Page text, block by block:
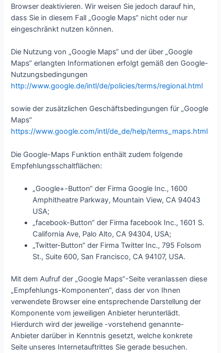
Browser deaktivieren. Wir weisen Sie jedoch darauf hin,
dass Sie in diesem Fall „Google Maps“ nicht oder nur
eingeschränkt nutzen können.
Die Nutzung von „Google Maps“ und der über „Google
Maps“ erlangten Informationen erfolgt gemäß den Google-
Nutzungsbedingungen
http://www.google.de/intl/de/policies/terms/regional.html
sowie der zusätzlichen Geschäftsbedingungen für „Google
Maps“
https://www.google.com/intl/de_de/help/terms_maps.html
Die Google-Maps Funktion enthält zudem folgende
Empfehlungsschaltflächen:
„Google+-Button“ der Firma Google Inc., 1600
Amphitheatre Parkway, Mountain View, CA 94043
USA;
„facebook-Button“ der Firma facebook Inc., 1601 S.
California Ave, Palo Alto, CA 94304, USA;
„Twitter-Button“ der Firma Twitter Inc., 795 Folsom
St., Suite 600, San Francisco, CA 94107, USA.
Mit dem Aufruf der „Google Maps“-Seite veranlassen diese
„Empfehlungs-Komponenten“, dass der von Ihnen
verwendete Browser eine entsprechende Darstellung der
Komponente vom jeweiligen Anbieter herunterlädt.
Hierdurch wird der jeweilige -vorstehend genannte-
Anbieter darüber in Kenntnis gesetzt, welche konkrete
Seite unseres Internetauftrittes Sie gerade besuchen.